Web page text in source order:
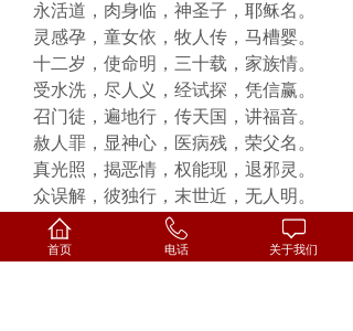
永活道，肉身临，神圣子，耶稣名。
灵感孕，童女依，牧人传，马槽婴。
十二岁，使命明，三十载，家族情。
受水洗，尽人义，经试探，凭信赢。
召门徒，遍地行，传天国，讲福音。
赦人罪，显神心，医病残，荣父名。
真光照，揭恶情，权能现，退邪灵。
众误解，彼独行，末世近，无人明。
时候至，任人刑，十架路，苦难行。
羔羊血，随风淋，圣子泪，弃天鸣。
首页 电话 关于我们